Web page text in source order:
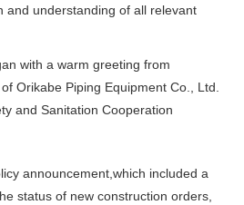
and understanding of all relevant
with a warm greeting from
Orikabe Piping Equipment Co., Ltd.
and Sanitation Cooperation
announcement,which included a
status of new construction orders,